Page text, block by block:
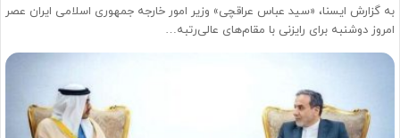
به گزارش ایسنا، «سید عباس عراقچی» وزیر امور خارجه جمهوری اسلامی ایران عصر
امروز دوشنبه برای رایزنی با مقام‌های عالی‌رتبه…